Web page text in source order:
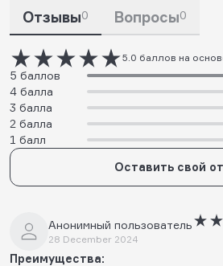
Отзывы0 Вопросы0
5.0 баллов на
5 баллов
4 балла
3 балла
2 балла
1 балл
Оставить свой
Анонимный пользователь
28 December 2024
Преимущества: